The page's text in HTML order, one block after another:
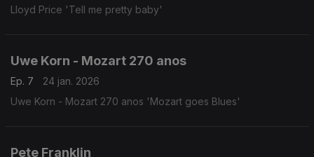
Lloyd Price 'Tell me pretty baby'
Uwe Korn - Mozart 270 anos
Ep. 7
24 jan. 2026
Uwe Korn - Mozart 270 anos 'Mozart goes Blues'
Pete Franklin